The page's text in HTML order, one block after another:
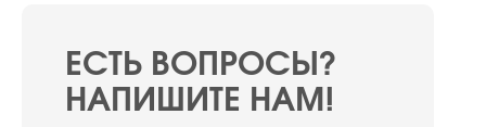
ЕСТЬ ВОПРОСЫ?
НАПИШИТЕ НАМ!